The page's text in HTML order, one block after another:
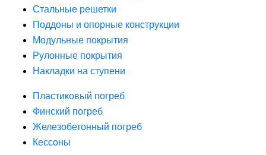
Стальные решетки
Поддоны и опорные конструкции
Модульные покрытия
Рулонные покрытия
Накладки на ступени
Пластиковый погреб
Финский погреб
Железобетонный погреб
Кессоны